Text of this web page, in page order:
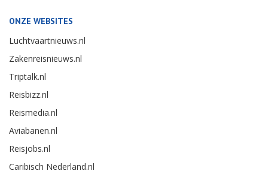
ONZE WEBSITES
Luchtvaartnieuws.nl
Zakenreisnieuws.nl
Triptalk.nl
Reisbizz.nl
Reismedia.nl
Aviabanen.nl
Reisjobs.nl
Caribisch Nederland.nl